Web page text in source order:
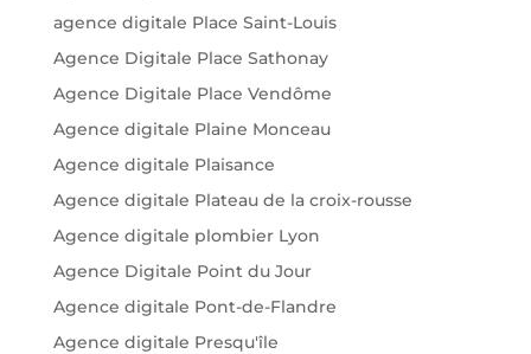
agence digitale Place Saint-Louis
Agence Digitale Place Sathonay
Agence Digitale Place Vendôme
Agence digitale Plaine Monceau
Agence digitale Plaisance
Agence digitale Plateau de la croix-rousse
Agence digitale plombier Lyon
Agence Digitale Point du Jour
Agence digitale Pont-de-Flandre
Agence digitale Presqu'île